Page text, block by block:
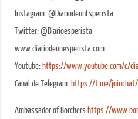
Instagram: @DiariodeunEsperista
Twitter: @Diarioesperista
www.diariodeunesperista.com
Youtube: https://www.youtube.com/c/
Canal de Telegram: https://t.me/joinchat/
Ambassador of Borchershttps://